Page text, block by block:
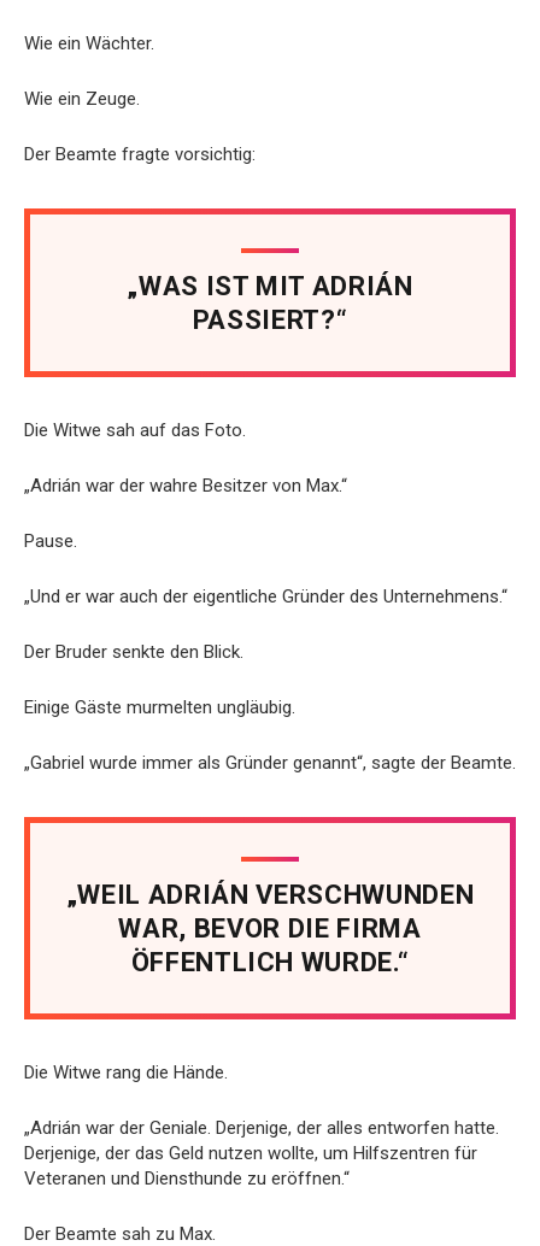
Wie ein Wächter.
Wie ein Zeuge.
Der Beamte fragte vorsichtig:
„WAS IST MIT ADRIÁN
PASSIERT?“
Die Witwe sah auf das Foto.
„Adrián war der wahre Besitzer von Max.“
Pause.
„Und er war auch der eigentliche Gründer des Unternehmens.“
Der Bruder senkte den Blick.
Einige Gäste murmelten ungläubig.
„Gabriel wurde immer als Gründer genannt“, sagte der Beamte.
„WEIL ADRIÁN VERSCHWUNDEN
WAR, BEVOR DIE FIRMA
ÖFFENTLICH WURDE.“
Die Witwe rang die Hände.
„Adrián war der Geniale. Derjenige, der alles entworfen hatte.
Derjenige, der das Geld nutzen wollte, um Hilfszentren für
Veteranen und Diensthunde zu eröffnen.“
Der Beamte sah zu Max.